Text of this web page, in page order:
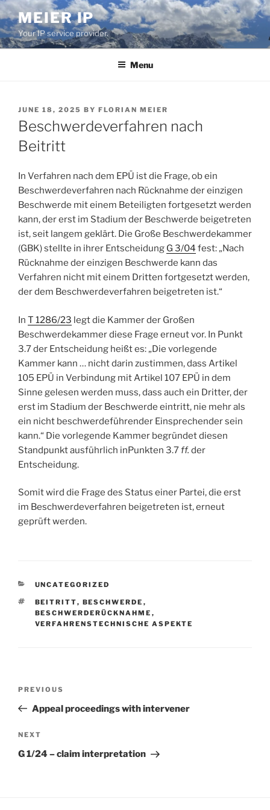
Skip
to
content
MEIER IP
Your IP service provider.
Menu
POSTED
ON
JUNE 18, 2025 BY FLORIAN MEIER
Beschwerdeverfahren nach
Beitritt
In Verfahren nach dem EPÜ ist die Frage, ob ein
Beschwerdeverfahren nach Rücknahme der einzigen
Beschwerde mit einem Beteiligten fortgesetzt werden
kann, der erst im Stadium der Beschwerde beigetreten
ist, seit langem geklärt. Die Große Beschwerdekammer
(GBK) stellte in ihrer Entscheidung G 3/04 fest: „Nach
Rücknahme der einzigen Beschwerde kann das
Verfahren nicht mit einem Dritten fortgesetzt werden,
der dem Beschwerdeverfahren beigetreten ist.“
In T 1286/23 legt die Kammer der Großen
Beschwerdekammer diese Frage erneut vor. In Punkt
3.7 der Entscheidung heißt es: „Die vorlegende
Kammer kann … nicht darin zustimmen, dass Artikel
105 EPÜ in Verbindung mit Artikel 107 EPÜ in dem
Sinne gelesen werden muss, dass auch ein Dritter, der
erst im Stadium der Beschwerde eintritt, nie mehr als
ein nicht beschwerdeführender Einsprechender sein
kann.“ Die vorlegende Kammer begründet diesen
Standpunkt ausführlich inPunkten 3.7ff. der
Entscheidung.
Somit wird die Frage des Status einer Partei, die erst
im Beschwerdeverfahren beigetreten ist, erneut
geprüft werden.
CATEGORIES
UNCATEGORIZED
TAGS
BEITRITT, BESCHWERDE ,
BESCHWERDERÜCKNAHME ,
VERFAHRENSTECHNISCHE ASPEKTE
Previous
Post
PREVIOUS
Appeal proceedings with intervener
Next
Post
NEXT
G 1/24 – claim interpretation